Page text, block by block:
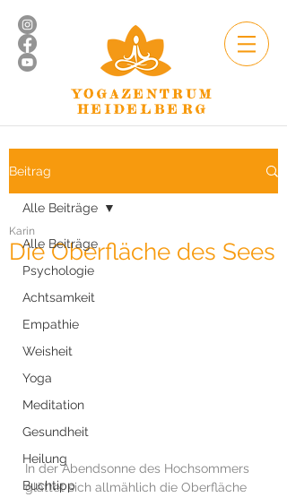
YOGAZENTRUM
HEIDELBERG
Beitrag
Alle Beiträge
Psychologie
Achtsamkeit
Empathie
Weisheit
Yoga
Meditation
Gesundheit
Heilung
Buchtipp
Alle Beiträge
Die Oberfläche des Sees
Karin
In der Abendsonne des Hochsommers
glättet sich allmählich die Oberfläche